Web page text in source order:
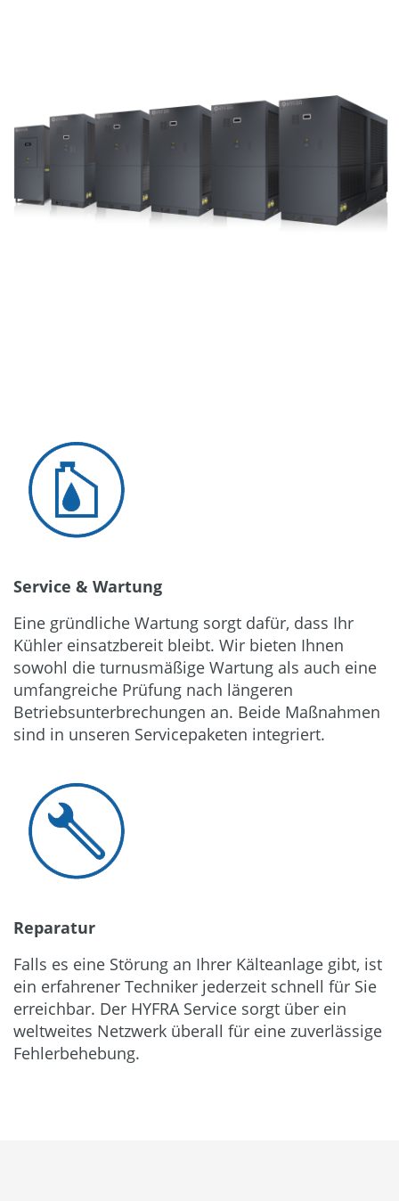
Service & Wartung
Eine gründliche Wartung sorgt dafür, dass Ihr
Kühler einsatzbereit bleibt. Wir bieten Ihnen
sowohl die turnusmäßige Wartung als auch eine
umfangreiche Prüfung nach längeren
Betriebsunterbrechungen an. Beide Maßnahmen
sind in unseren Servicepaketen integriert.
Reparatur
Falls es eine Störung an Ihrer Kälteanlage gibt, ist
ein erfahrener Techniker jederzeit schnell für Sie
erreichbar. Der HYFRA Service sorgt über ein
weltweites Netzwerk überall für eine zuverlässige
Fehlerbehebung.